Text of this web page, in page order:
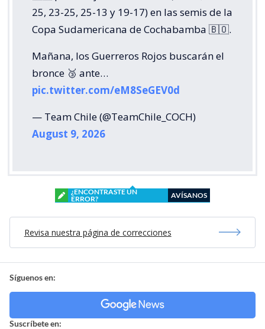
25, 23-25, 25-13 y 19-17) en las semis de la
Copa Sudamericana de Cochabamba 🇧🇴.
Mañana, los Guerreros Rojos buscarán el
bronce 🥉 ante…
pic.twitter.com/eM8SeGEV0d
— Team Chile (@TeamChile_COCH)
August 9, 2026
¿ENCONTRASTE UN
ERROR?
AVÍSANOS
Revisa nuestra página de correcciones
Síguenos en:
Suscríbete en: